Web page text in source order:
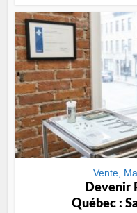
Vente,
Devenir
Québec :